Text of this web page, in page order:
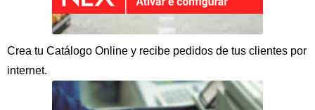
Crea tu Catálogo Online y recibe pedidos de tus clientes por
internet.